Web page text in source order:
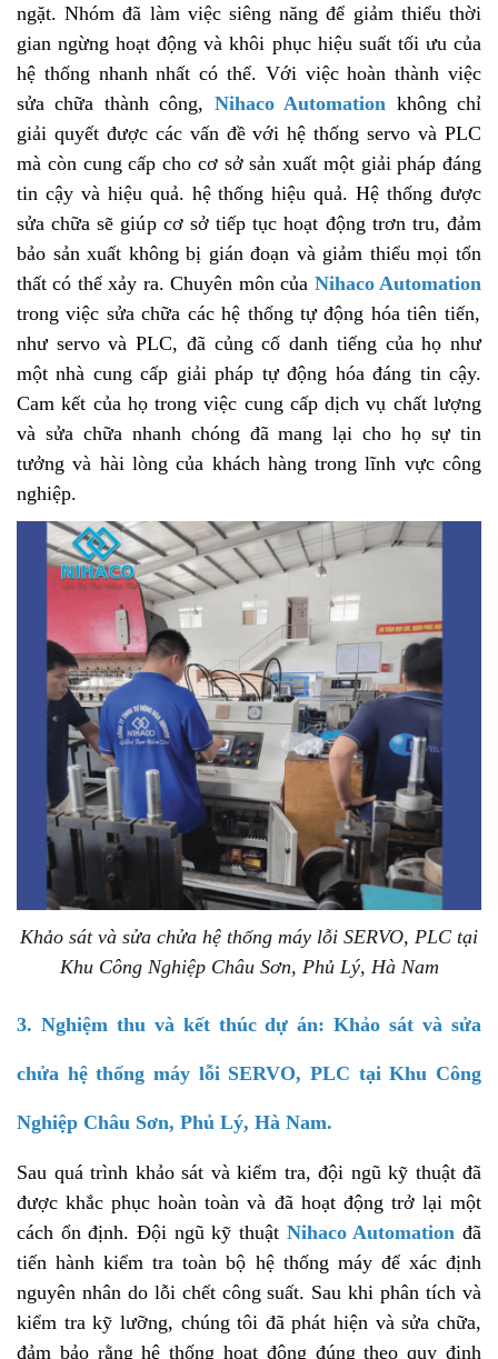
ngặt. Nhóm đã làm việc siêng năng để giảm thiểu thời
gian ngừng hoạt động và khôi phục hiệu suất tối ưu của
hệ thống nhanh nhất có thể. Với việc hoàn thành việc
sửa chữa thành công, Nihaco Automation không chỉ
giải quyết được các vấn đề với hệ thống servo và PLC
mà còn cung cấp cho cơ sở sản xuất một giải pháp đáng
tin cậy và hiệu quả. hệ thống hiệu quả. Hệ thống được
sửa chữa sẽ giúp cơ sở tiếp tục hoạt động trơn tru, đảm
bảo sản xuất không bị gián đoạn và giảm thiểu mọi tổn
thất có thể xảy ra. Chuyên môn của Nihaco Automation
trong việc sửa chữa các hệ thống tự động hóa tiên tiến,
như servo và PLC, đã củng cố danh tiếng của họ như
một nhà cung cấp giải pháp tự động hóa đáng tin cậy.
Cam kết của họ trong việc cung cấp dịch vụ chất lượng
và sửa chữa nhanh chóng đã mang lại cho họ sự tin
tưởng và hài lòng của khách hàng trong lĩnh vực công
nghiệp.
Khảo sát và sửa chửa hệ thống máy lỗi SERVO, PLC tại
Khu Công Nghiệp Châu Sơn, Phủ Lý, Hà Nam
3. Nghiệm thu và kết thúc dự án: Khảo sát và sửa
chửa hệ thống máy lỗi SERVO, PLC tại Khu Công
Nghiệp Châu Sơn, Phủ Lý, Hà Nam.
Sau quá trình khảo sát và kiểm tra, đội ngũ kỹ thuật đã
được khắc phục hoàn toàn và đã hoạt động trở lại một
cách ổn định. Đội ngũ kỹ thuật Nihaco Automation đã
tiến hành kiểm tra toàn bộ hệ thống máy để xác định
nguyên nhân do lỗi chết công suất. Sau khi phân tích và
kiểm tra kỹ lưỡng, chúng tôi đã phát hiện và sửa chữa,
đảm bảo rằng hệ thống hoạt động đúng theo quy định